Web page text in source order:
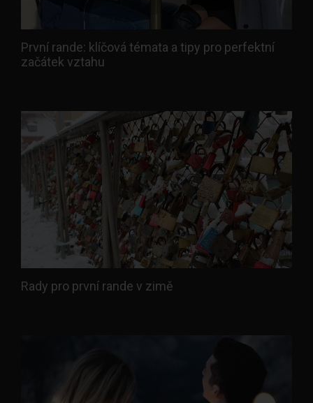
První rande: klíčová témata a tipy pro perfektní
začátek vztahu
Rady pro první rande v zimě